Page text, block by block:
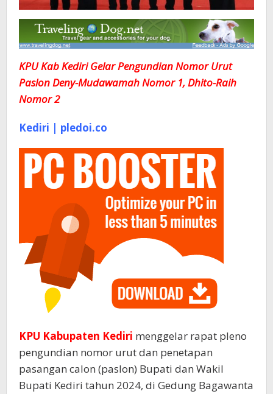
KPU Kab Kediri Gelar Pengundian Nomor Urut
Paslon Deny-Mudawamah Nomor 1, Dhito-Raih
Nomor 2
Kediri | pledoi.co
KPU Kabupaten Kediri menggelar rapat pleno
pengundian nomor urut dan penetapan
pasangan calon (paslon) Bupati dan Wakil
Bupati Kediri tahun 2024, di Gedung Bagawanta